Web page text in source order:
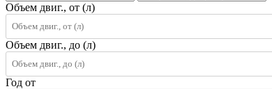
Объем двиг., от (л)
Объем двиг., до (л)
Год от